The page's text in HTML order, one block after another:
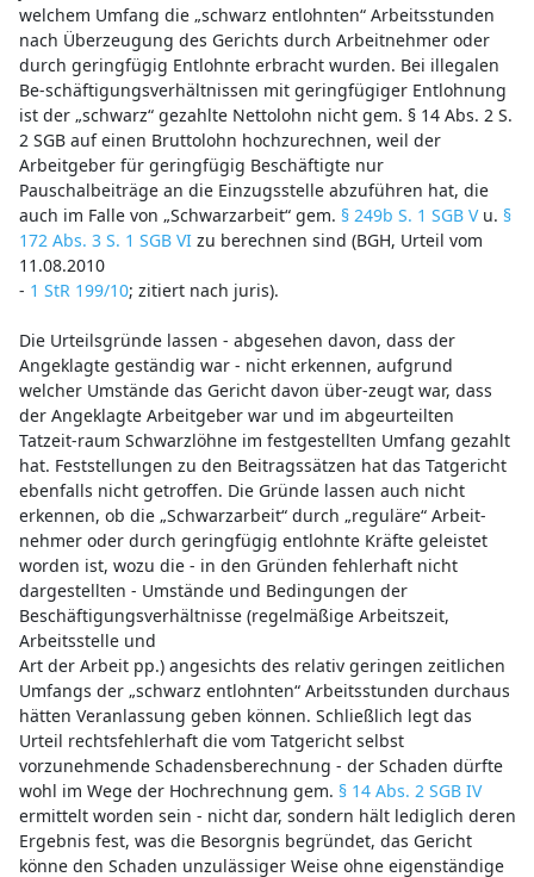
welchem Umfang die „schwarz entlohnten“ Arbeitsstunden
nach Überzeugung des Gerichts durch Arbeitnehmer oder
durch geringfügig Entlohnte erbracht wurden. Bei illegalen
Be-schäftigungsverhältnissen mit geringfügiger Entlohnung
ist der „schwarz“ gezahlte Nettolohn nicht gem. § 14 Abs. 2 S.
2 SGB auf einen Bruttolohn hochzurechnen, weil der
Arbeitgeber für geringfügig Beschäftigte nur
Pauschalbeiträge an die Einzugsstelle abzuführen hat, die
auch im Falle von „Schwarzarbeit“ gem. § 249b S. 1 SGB Vu. §
172 Abs. 3 S. 1 SGB VIzu berechnen sind (BGH, Urteil vom
11.08.2010
- 1 StR 199/10; zitiert nach juris).
Die Urteilsgründe lassen - abgesehen davon, dass der
Angeklagte geständig war - nicht erkennen, aufgrund
welcher Umstände das Gericht davon über-zeugt war, dass
der Angeklagte Arbeitgeber war und im abgeurteilten
Tatzeit-raum Schwarzlöhne im festgestellten Umfang gezahlt
hat. Feststellungen zu den Beitragssätzen hat das Tatgericht
ebenfalls nicht getroffen. Die Gründe lassen auch nicht
erkennen, ob die „Schwarzarbeit“ durch „reguläre“ Arbeit-
nehmer oder durch geringfügig entlohnte Kräfte geleistet
worden ist, wozu die - in den Gründen fehlerhaft nicht
dargestellten - Umstände und Bedingungen der
Beschäftigungsverhältnisse (regelmäßige Arbeitszeit,
Arbeitsstelle und
Art der Arbeit pp.) angesichts des relativ geringen zeitlichen
Umfangs der „schwarz entlohnten“ Arbeitsstunden durchaus
hätten Veranlassung geben können. Schließlich legt das
Urteil rechtsfehlerhaft die vom Tatgericht selbst
vorzunehmende Schadensberechnung - der Schaden dürfte
wohl im Wege der Hochrechnung gem. § 14 Abs. 2 SGB IV
ermittelt worden sein - nicht dar, sondern hält lediglich deren
Ergebnis fest, was die Besorgnis begründet, das Gericht
könne den Schaden unzulässiger Weise ohne eigenständige